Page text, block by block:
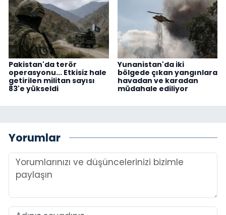
Pakistan'da terör
operasyonu... Etkisiz hale
getirilen militan sayısı
83'e yükseldi
Yunanistan'da iki
bölgede çıkan yangınlara
havadan ve karadan
müdahale ediliyor
Yorumlar